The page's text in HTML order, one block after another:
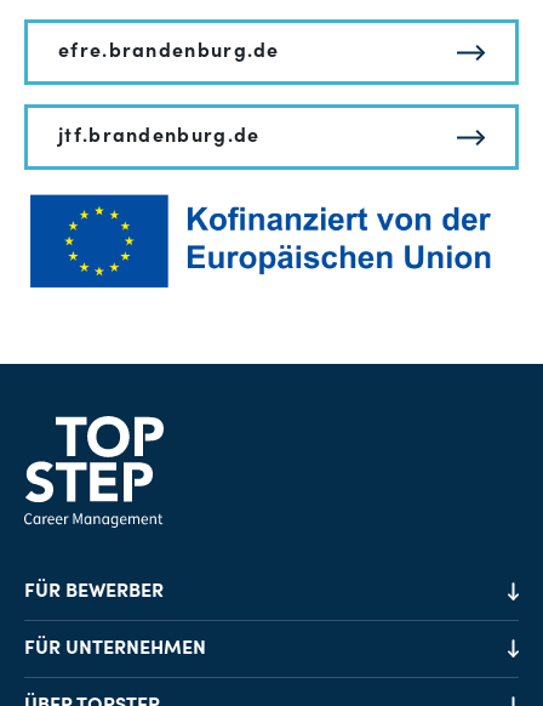
efre.brandenburg.de
jtf.brandenburg.de
FÜR BEWERBER
Job-Finder
Karriereberatung
FÜR UNTERNEHMEN
Personalvermittlung